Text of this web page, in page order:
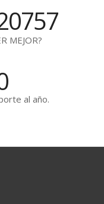
MEJOR?
al año.